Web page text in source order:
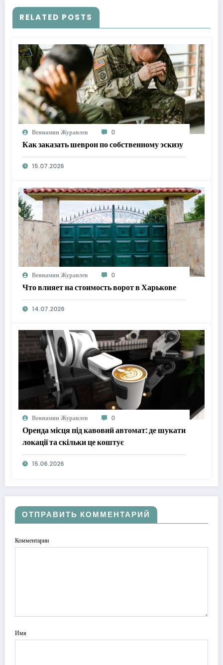
RELATED POSTS
Вениамин Журавлев 0
Как заказать шеврон по собственному эскизу
15.07.2026
Вениамин Журавлев 0
Что влияет на стоимость ворот в Харькове
14.07.2026
Вениамин Журавлев 0
Оренда місця під кавовий автомат: де шукати
локації та скільки це коштує
15.06.2026
ОТПРАВИТЬ КОММЕНТАРИЙ
Комментарии
Имя